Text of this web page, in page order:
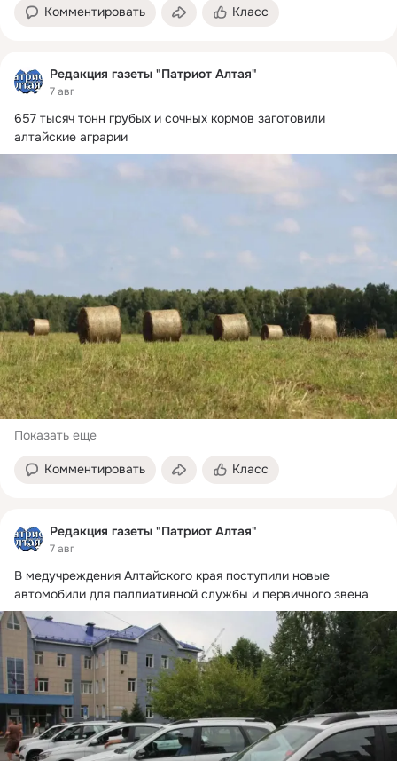
Комментировать Класс
Редакция газеты "Патриот Алтая"
7 авг
657 тысяч тонн грубых и сочных кормов заготовили
алтайские аграрии
Показать еще
Комментировать Класс
Редакция газеты "Патриот Алтая"
7 авг
В медучреждения Алтайского края поступили новые
автомобили для паллиативной службы и первичного звена